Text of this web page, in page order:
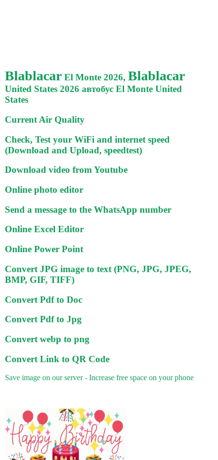
Blablacar El Monte 2026, Blablacar
United States 2026 автобус El Monte United
States
Current Air Quality
Check, Test your WiFi and internet speed
(Download and Upload, speedtest)
Download video from Youtube
Online photo editor
Send a message to the WhatsApp number
Online Excel Editor
Online Power Point
Convert JPG image to text (PNG, JPG, JPEG,
BMP, GIF, TIFF)
Convert Pdf to Doc
Convert Pdf to Jpg
Convert webp to png
Convert Link to QR Code
Save image on our server - Increase free space on your phone